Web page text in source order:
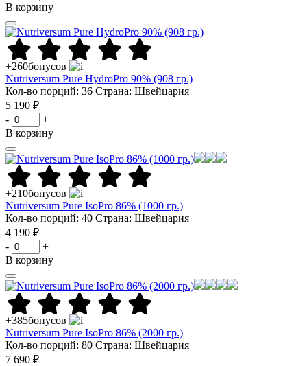
В корзину
+260бонусов
Nutriversum Pure HydroPro 90% (908 гр.)
Кол-во порций: 36 Страна: Швейцария
5 190 ₽
-
+
В корзину
+210бонусов
Nutriversum Pure IsoPro 86% (1000 гр.)
Кол-во порций: 40 Страна: Швейцария
4 190 ₽
-
+
В корзину
+385бонусов
Nutriversum Pure IsoPro 86% (2000 гр.)
Кол-во порций: 80 Страна: Швейцария
7 690 ₽